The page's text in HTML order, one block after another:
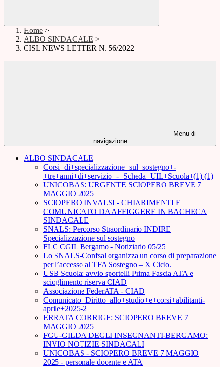
Home >
ALBO SINDACALE >
CISL NEWS LETTER N. 56/2022
Menu di
navigazione
ALBO SINDACALE
Corsi+di+specializzazione+sul+sostegno+-
+tre+anni+di+servizio+-+Scheda+UIL+Scuola+(1) (1)
UNICOBAS: URGENTE SCIOPERO BREVE 7
MAGGIO 2025
SCIOPERO INVALSI - CHIARIMENTI E
COMUNICATO DA AFFIGGERE IN BACHECA
SINDACALE
SNALS: Percorso Straordinario INDIRE
Specializzazione sul sostegno
FLC CGIL Bergamo - Notiziario 05/25
Lo SNALS-Confsal organizza un corso di preparazione
per l’accesso al TFA Sostegno – X Ciclo.
USB Scuola: avvio sportelli Prima Fascia ATA e
scioglimento riserva CIAD
Associazione FederATA - CIAD
Comunicato+Diritto+allo+studio+e+corsi+abilitanti-
aprile+2025-2
ERRATA CORRIGE: SCIOPERO BREVE 7
MAGGIO 2025
FGU-GILDA DEGLI INSEGNANTI-BERGAMO:
INVIO NOTIZIE SINDACALI
UNICOBAS - SCIOPERO BREVE 7 MAGGIO
2025 - personale docente e ATA